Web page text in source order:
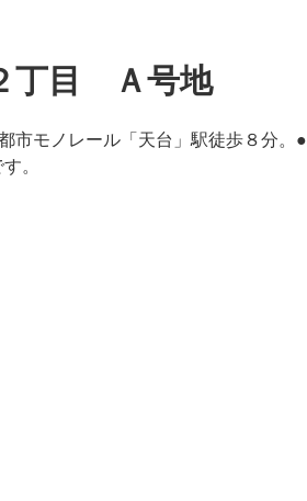
丁目 Ａ号地
市モノレール「天台」駅徒歩８分
。